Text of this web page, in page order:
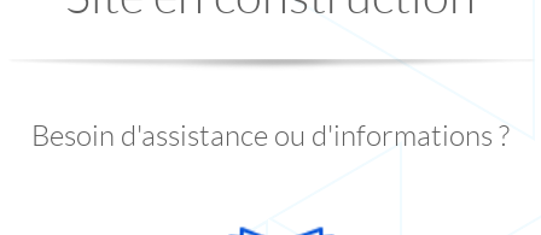
Besoin d'assistance ou d'informations ?